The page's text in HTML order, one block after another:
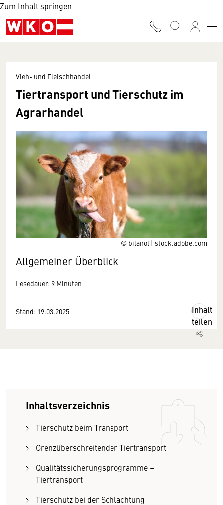
Zum Inhalt springen
© bilanol | stock.adobe.com
Vieh- und Fleischhandel
Tiertransport und Tierschutz im
Agrarhandel
Allgemeiner Überblick
Lesedauer: 9 Minuten
Stand: 19.03.2025
Inhalt
teilen
Inhaltsverzeichnis
Tierschutz beim Transport
Grenzüberschreitender Tiertransport
Qualitätssicherungsprogramme –
Tiertransport
Tierschutz bei der Schlachtung